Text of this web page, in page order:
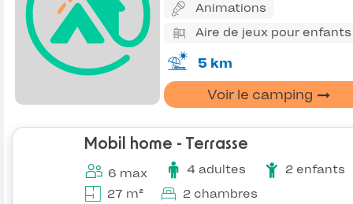
Animations
Aire de jeux pour enfants
5 km
Voir le camping
Mobil home - Terrasse
6 max 4 adultes
2 enfants
27 m²
2 chambres